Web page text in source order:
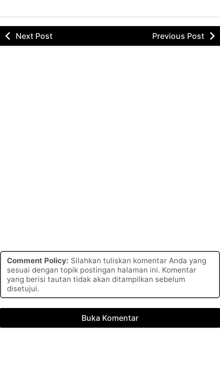
Next Post Previous Post
Comment Policy: Silahkan tuliskan komentar Anda yang
sesuai dengan topik postingan halaman ini. Komentar
yang berisi tautan tidak akan ditampilkan sebelum
disetujui.
Buka Komentar